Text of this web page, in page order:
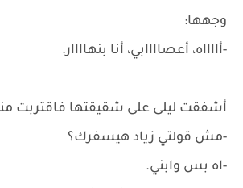
وجهها:
-أااااه، أعصاااابي، أنا بنهاااار.
أشفقت ليلى على شقيقتها فاقتربت
-مش قولتي زياد هيسفرك؟
-اه بس وابني.